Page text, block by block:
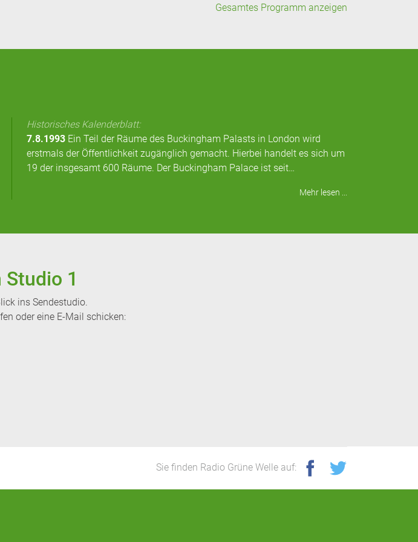
Gesamtes Programm anzeigen
Historisches Kalenderblatt:
7.8.1993Ein Teil der Räume des Buckingham Palasts in London wird
erstmals der Öffentlichkeit zugänglich gemacht. Hierbei handelt es sich um
19 der insgesamt 600 Räume. Der Buckingham Palace ist seit…
Mehr lesen ...
1
ins Sendestudio.
oder eine E-Mail schicken:
Sie finden Radio Grüne Welle auf: